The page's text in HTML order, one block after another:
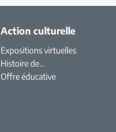
Action culturelle
Expositions virtuelles
Histoire de...
Offre éducative